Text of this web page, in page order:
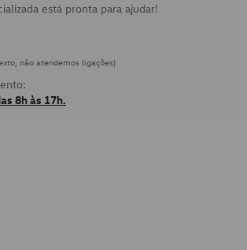
está pronta para ajudar!
não atendemos ligações)
8h às 17h.